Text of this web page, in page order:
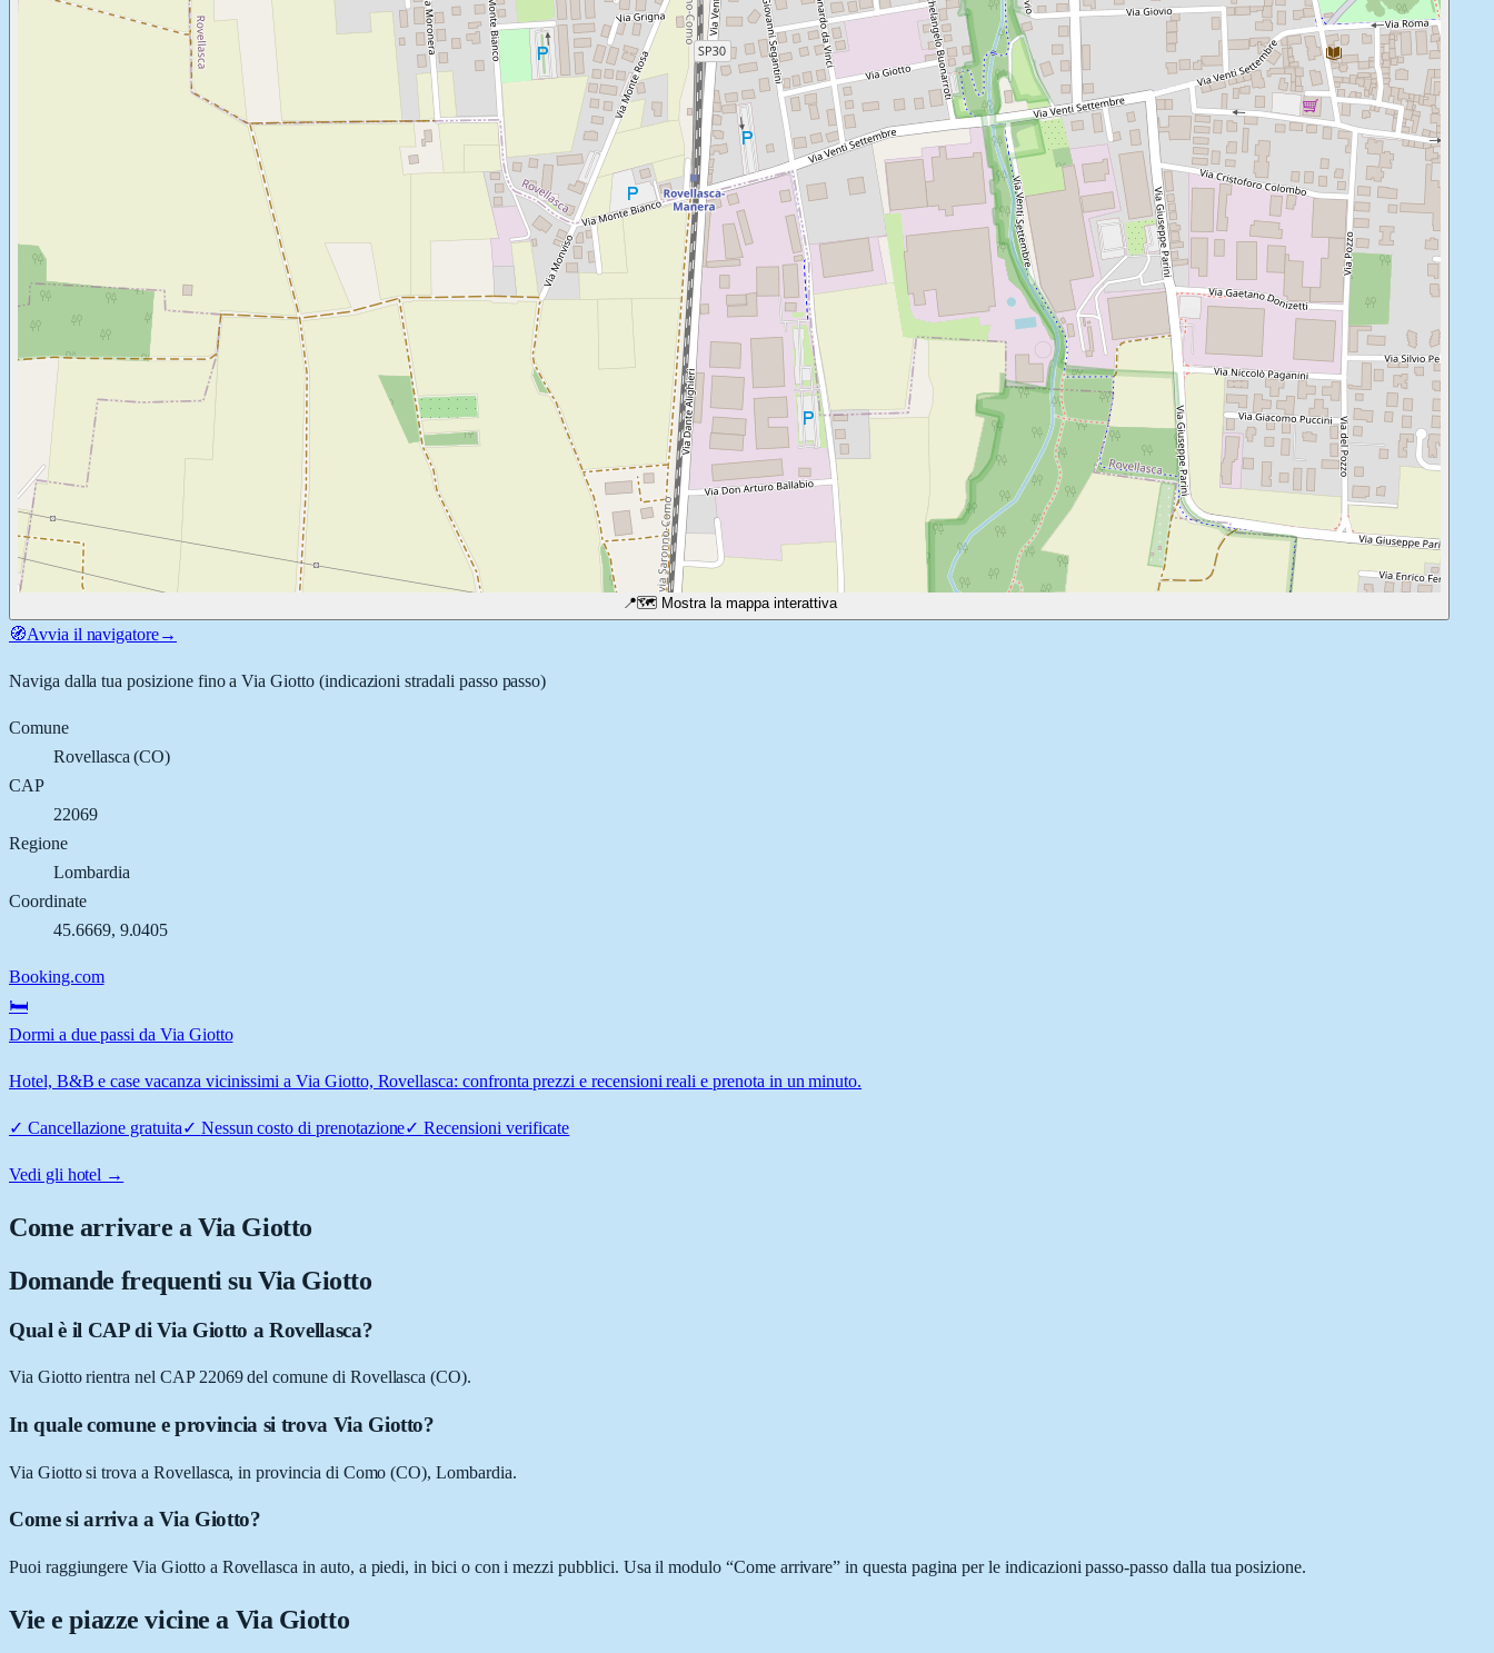
📍🗺️ Mostra la mappa interattiva
🧭Avvia il navigatore→
Naviga dalla tua posizione fino aVia Giotto(indicazioni stradali passo passo)
Comune
Rovellasca (CO)
CAP
22069
Regione
Lombardia
Coordinate
45.6669, 9.0405
Booking.com
🛏️
Dormi a due passi da Via Giotto
Hotel, B&B e case vacanza vicinissimi a Via Giotto, Rovellasca: confronta prezzi e recensioni reali e prenota in un minuto.
✓ Cancellazione gratuita✓ Nessun costo di prenotazione✓Recensioni verificate
Vedi gli hotel →
Come arrivare aVia Giotto
Domande frequenti su Via Giotto
Qual è il CAP di Via Giotto a Rovellasca?
Via Giotto rientra nel CAP 22069 del comune di Rovellasca (CO).
In quale comune e provincia si trova Via Giotto?
Via Giotto si trova a Rovellasca, in provincia di Como (CO), Lombardia.
Come si arriva a Via Giotto?
Puoi raggiungere Via Giotto a Rovellasca in auto, a piedi, in bici o con i mezzi pubblici. Usa il modulo “Come arrivare” in questa pagina per le indicazioni passo-passo dalla tua posizione.
Vie e piazze vicine a Via Giotto